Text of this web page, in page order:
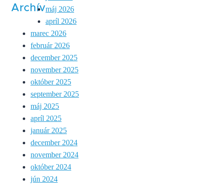
Archívmáj 2026
apríl 2026
marec 2026
február 2026
december 2025
november 2025
október 2025
september 2025
máj 2025
apríl 2025
január 2025
december 2024
november 2024
október 2024
jún 2024